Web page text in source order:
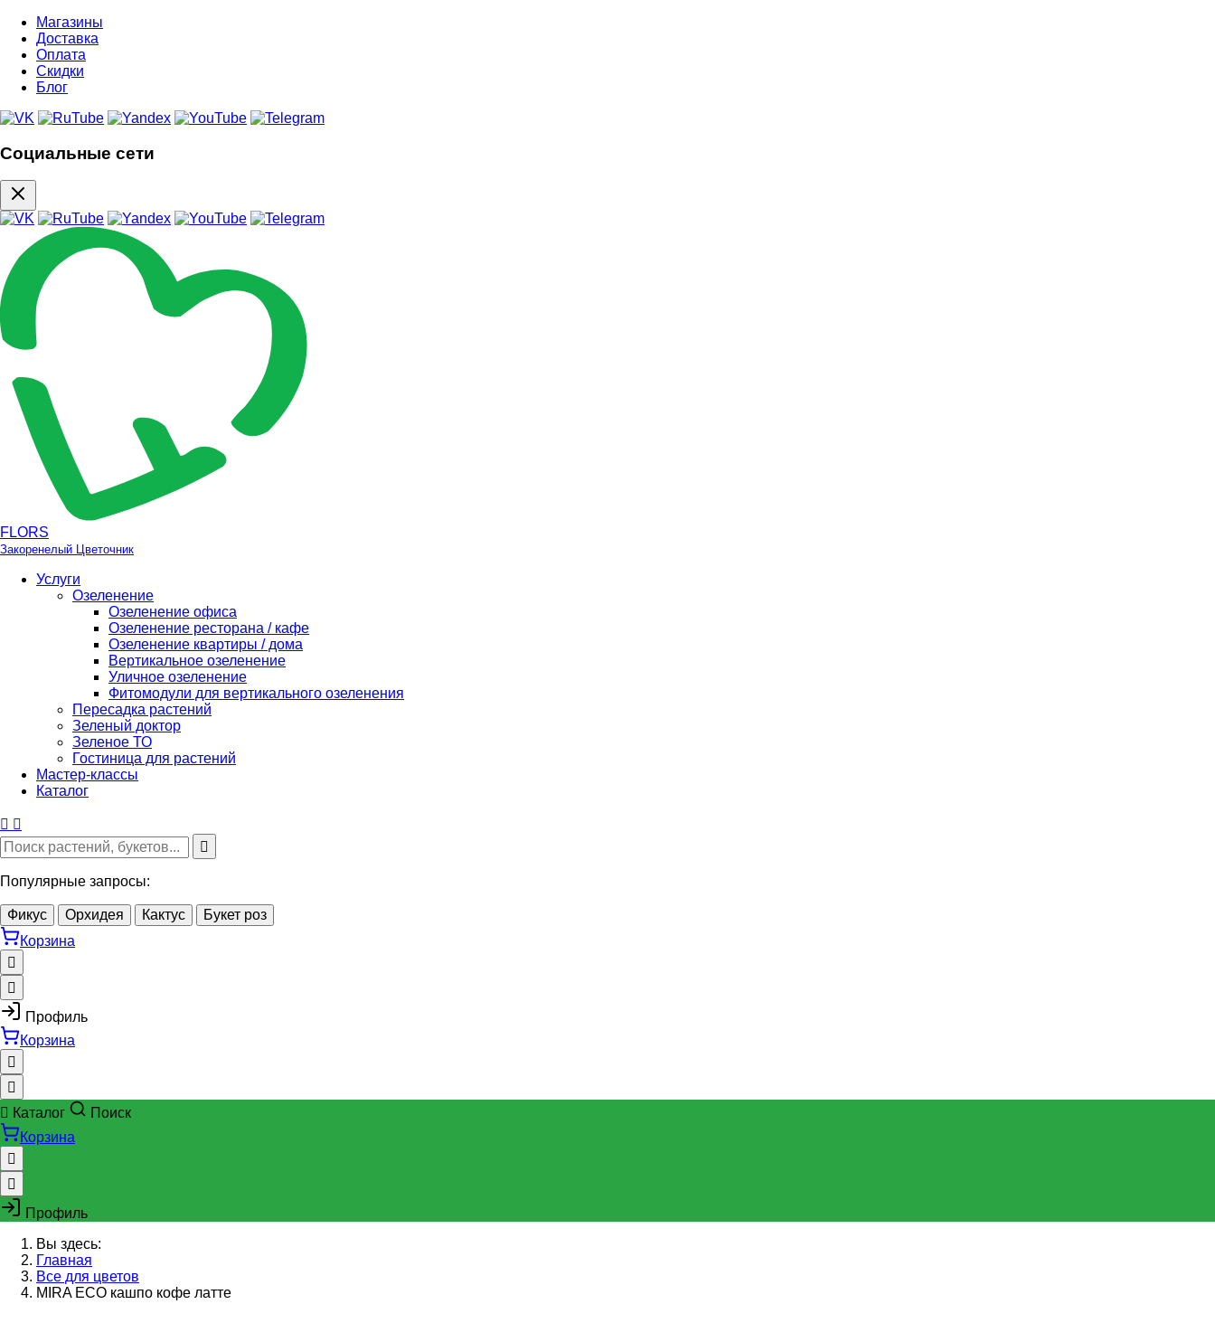
Магазины
Доставка
Оплата
Скидки
Блог
Социальные сети
FLORS
Закоренелый Цветочник
Услуги
Озеленение
Озеленение офиса
Озеленение ресторана / кафе
Озеленение квартиры / дома
Вертикальное озеленение
Уличное озеленение
Фитомодули для вертикального озеленения
Пересадка растений
Зеленый доктор
Зеленое ТО
Гостиница для растений
Мастер-классы
Каталог
Популярные запросы:
Фикус Орхидея Кактус
Букет роз
Корзина
Профиль
Корзина
Каталог
Поиск
Корзина
Профиль
Вы здесь:
Главная
Все для цветов
MIRA ECO кашпо кофе латте